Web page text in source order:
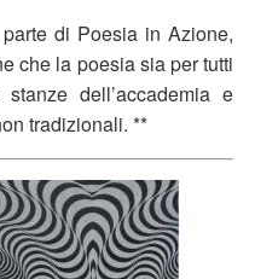
di Poesia in Azione,
che la poesia sia per tutti
dell’accademia e
tradizionali. **